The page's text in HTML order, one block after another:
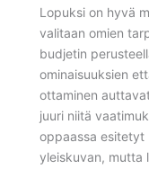
Lopuksi on hyvä
valitaan omien
budjetin
ominaisuuksien
ottaminen
juuri niitä
oppaassa
yleiskuvan, mutta